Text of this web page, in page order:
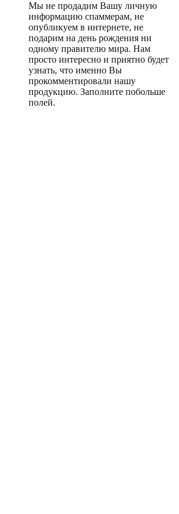
Мы не продадим Вашу личную
информацию спаммерам, не
опубликуем в интернете, не
подарим на день рождения ни
одному правителю мира. Нам
просто интересно и приятно будет
узнать, что именно Вы
прокомментировали нашу
продукцию. Заполните побольше
полей.